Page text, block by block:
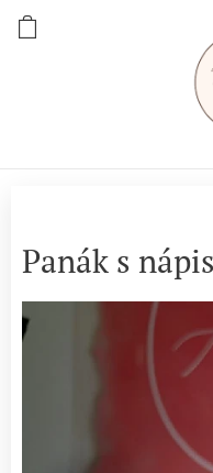
Panák s